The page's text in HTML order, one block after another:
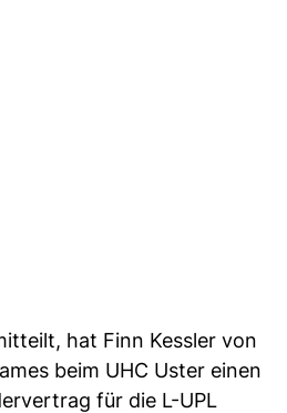
hat Finn Kessler von
beim UHC Uster einen
für die L-UPL